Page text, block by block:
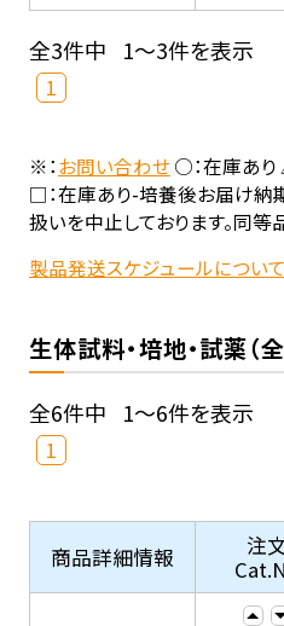
全3件中 1～3件を表示
1
※：お問い合わせ○：在庫あり
□：在庫あり-培養後お届け納
扱いを中止しております。同等
製品発送スケジュールについ
生体試料・培地・試薬（
全6件中 1～6件を表示
1
商品詳細情報
注